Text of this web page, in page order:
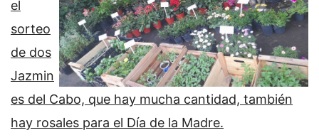
el
sorteo
de dos
Jazmin
es del Cabo, que hay mucha cantidad, también
hay rosales para el Día de la Madre.